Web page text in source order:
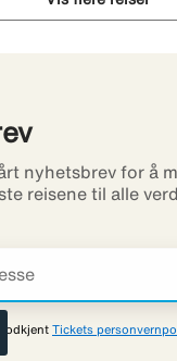
nyhetsbrev for å
reisene til alle
Tickets